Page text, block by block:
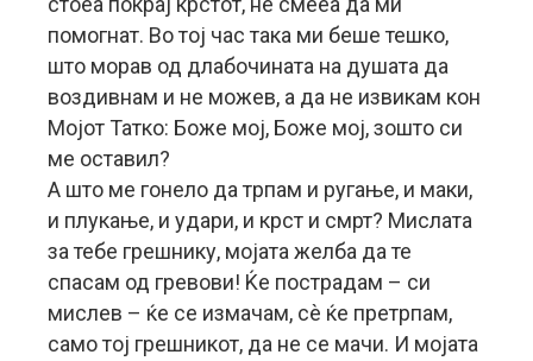
помогнат. Во тој час така ми беше тешко,
што морав од длабочината на душата да
воздивнам и не можев, а да не извикам кон
Мојот Татко: Боже мој, Боже мој, зошто си
ме оставил?
А што ме гонело да трпам и ругање, и маки,
и плукање, и удари, и крст и смрт? Мислата
за тебе грешнику, мојата желба да те
спасам од гревови! Ќе пострадам – си
мислев – ќе се измачам, сѐ ќе претрпам,
само тој грешникот, да не се мачи. И мојата